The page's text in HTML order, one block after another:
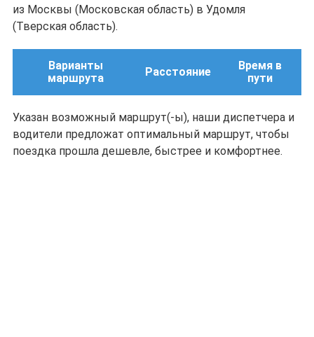
из Москвы (Московская область) в Удомля
(Тверская область).
Варианты
маршрута
Расстояние
Время в
пути
Указан возможный маршрут(-ы), наши диспетчера и
водители предложат оптимальный маршрут, чтобы
поездка прошла дешевле, быстрее и комфортнее.